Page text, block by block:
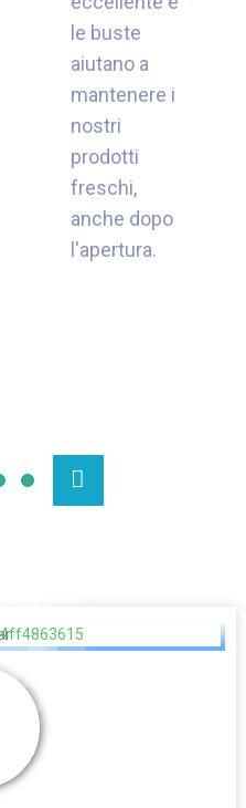
le buste
aiutano a
mantenere i
nostri
prodotti
freschi,
anche dopo
l'apertura.